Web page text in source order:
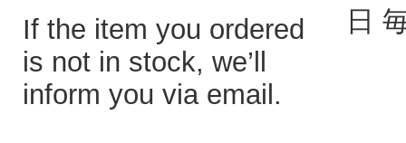
If the item you ordered
is not in stock, we’ll
inform you via email.
日